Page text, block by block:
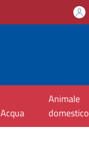
Acqua
Animale
domestico